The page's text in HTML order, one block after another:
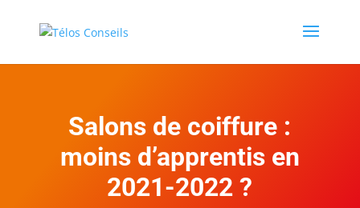
Salons de coiffure :
moins d’apprentis en
2021-2022 ?